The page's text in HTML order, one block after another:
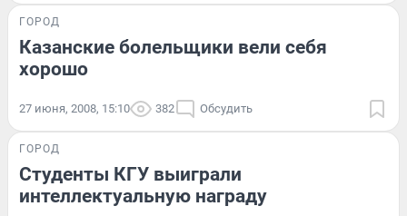
ГОРОД
Казанские болельщики вели себя
хорошо
27 июня, 2008, 15:10 382 Обсудить
ГОРОД
Студенты КГУ выиграли
интеллектуальную награду